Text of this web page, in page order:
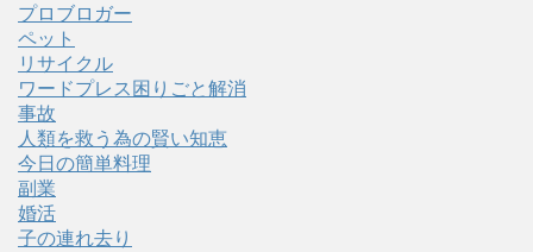
プロブロガー
ペット
リサイクル
ワードプレス困りごと解消
事故
人類を救う為の賢い知恵
今日の簡単料理
副業
婚活
子の連れ去り